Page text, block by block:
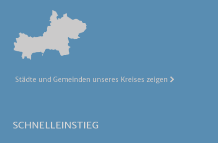
Städte und Gemeinden unseres Kreises zeigen
SCHNELLEINSTIEG